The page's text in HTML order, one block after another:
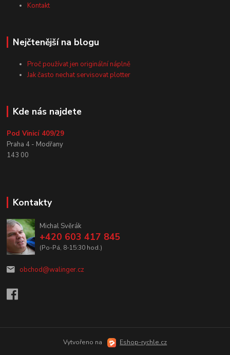
Kontakt
Nejčtenější na blogu
Proč používat jen originální náplně
Jak často nechat servisovat plotter
Kde nás najdete
Pod Vinicí 409/29
Praha 4 - Modřany
143 00
Kontakty
Michal Svěrák
+420 603 417 845
(Po-Pá, 8-15:30 hod.)
obchod@walinger.cz
Vytvořeno na Eshop-rychle.cz